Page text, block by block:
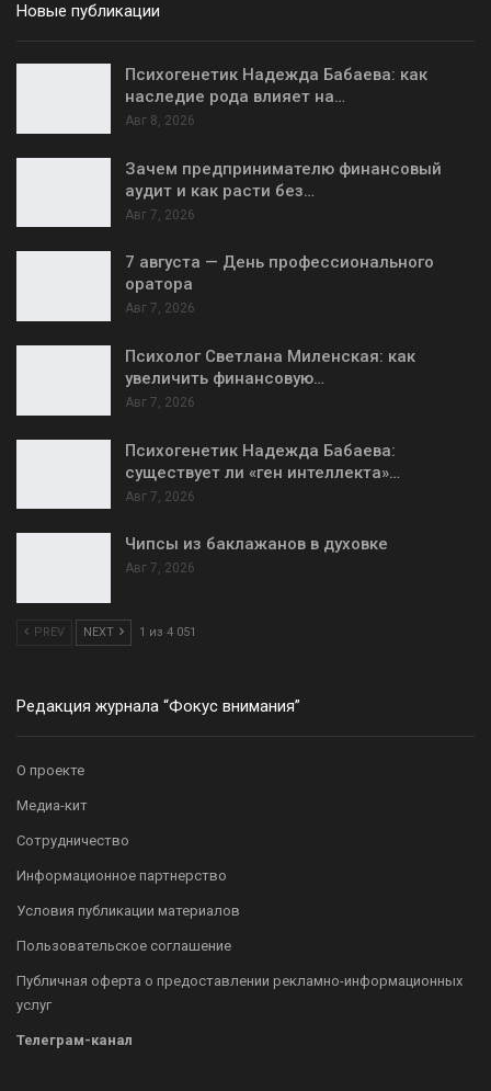
Новые публикации
Психогенетик Надежда Бабаева: как
наследие рода влияет на…
Авг 8, 2026
Зачем предпринимателю финансовый
аудит и как расти без…
Авг 7, 2026
7 августа — День профессионального
оратора
Авг 7, 2026
Психолог Светлана Миленская: как
увеличить финансовую…
Авг 7, 2026
Психогенетик Надежда Бабаева:
существует ли «ген интеллекта»…
Авг 7, 2026
Чипсы из баклажанов в духовке
Авг 7, 2026
PREV NEXT 1 из 4 051
Редакция журнала “Фокус внимания”
О проекте
Медиа-кит
Сотрудничество
Информационное партнерство
Условия публикации материалов
Пользовательское соглашение
Публичная оферта о предоставлении рекламно-информационных
услуг
Телеграм-канал